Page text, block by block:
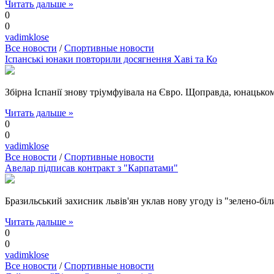
Читать дальше »
0
0
vadimklose
Все новости /Спортивные новости
Іспанські юнаки повторили досягнення Хаві та Ко
Збірна Іспанії знову тріумфуівала на Євро. Щоправда,
Читать дальше »
0
0
vadimklose
Все новости /Спортивные новости
Авелар підписав контракт з "Карпатами"
Бразильський захисник львів'ян уклав нову угоду із "зелено-
Читать дальше »
0
0
vadimklose
Все новости /Спортивные новости